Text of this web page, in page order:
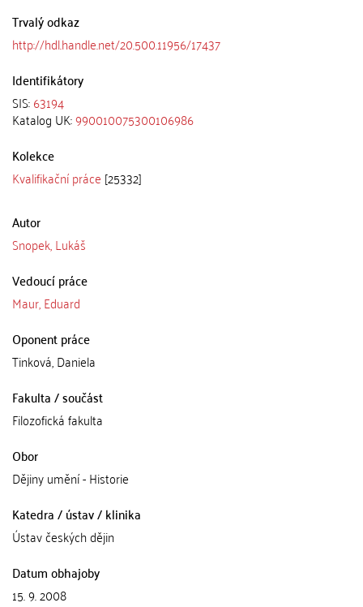
Trvalý odkaz
http://hdl.handle.net/20.500.11956/17437
Identifikátory
SIS:63194
Katalog UK:990010075300106986
Kolekce
Kvalifikační práce [25332]
Autor
Snopek, Lukáš
Vedoucí práce
Maur, Eduard
Oponent práce
Tinková, Daniela
Fakulta / součást
Filozofická fakulta
Obor
Dějiny umění - Historie
Katedra / ústav / klinika
Ústav českých dějin
Datum obhajoby
15. 9. 2008